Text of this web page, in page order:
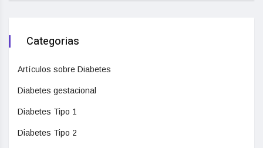
Categorias
Artículos sobre Diabetes
Diabetes gestacional
Diabetes Tipo 1
Diabetes Tipo 2